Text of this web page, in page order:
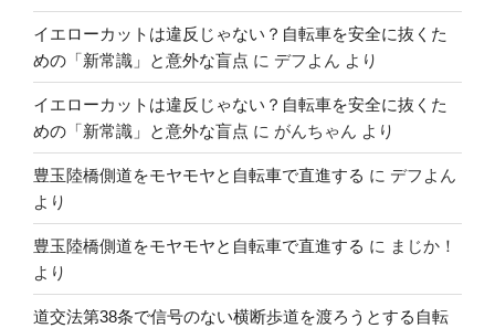
イエローカットは違反じゃない？自転車を安全に抜くた
めの「新常識」と意外な盲点 に デフよん より
イエローカットは違反じゃない？自転車を安全に抜くた
めの「新常識」と意外な盲点 に がんちゃん より
豊玉陸橋側道をモヤモヤと自転車で直進する に デフよん
より
豊玉陸橋側道をモヤモヤと自転車で直進する に まじか！
より
道交法第38条で信号のない横断歩道を渡ろうとする自転